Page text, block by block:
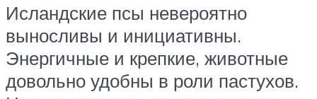
Исландские псы невероятно
выносливы и инициативны.
Энергичные и крепкие, животные
довольно удобны в роли пастухов.